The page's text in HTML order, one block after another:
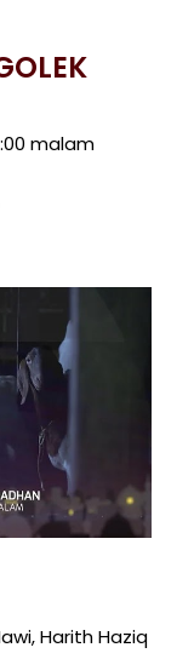
malam
Harith Haziq